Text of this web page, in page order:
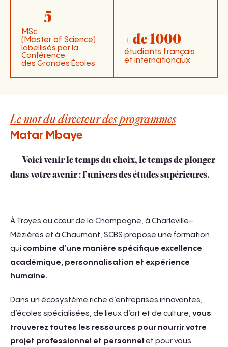
5
MSc
(Master of Science)
labellisés par la
Conférence
des Grandes Écoles
+ de 1000
étudiants français
et internationaux
Le mot du directeur des programmes
Matar Mbaye
Voici venir le temps du choix, le temps de plonger
dans votre avenir : l’univers des études supérieures.
À Troyes au cœur de la Champagne, à Charleville–
Mézières et à Chaumont, SCBS propose une formation
qui combine d’une manière spécifique excellence
académique, personnalisation et expérience
humaine.
Dans un écosystème riche d’entreprises innovantes,
d’écoles spécialisées, de lieux d’art et de culture, vous
trouverez toutes les ressources pour nourrir votre
projet professionnel et personnel et pour vous